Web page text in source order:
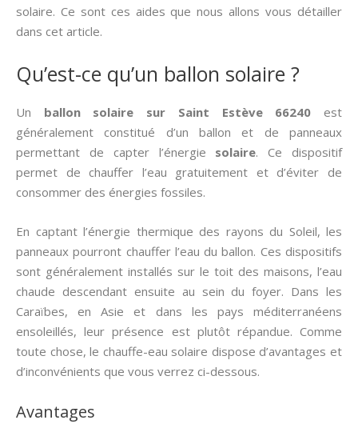
solaire. Ce sont ces aides que nous allons vous détailler
dans cet article.
Qu’est-ce qu’un ballon solaire ?
Un ballon solaire sur Saint Estève 66240 est
généralement constitué d’un ballon et de panneaux
permettant de capter l’énergie solaire. Ce dispositif
permet de chauffer l’eau gratuitement et d’éviter de
consommer des énergies fossiles.
En captant l’énergie thermique des rayons du Soleil, les
panneaux pourront chauffer l’eau du ballon. Ces dispositifs
sont généralement installés sur le toit des maisons, l’eau
chaude descendant ensuite au sein du foyer. Dans les
Caraïbes, en Asie et dans les pays méditerranéens
ensoleillés, leur présence est plutôt répandue. Comme
toute chose, le chauffe-eau solaire dispose d’avantages et
d’inconvénients que vous verrez ci-dessous.
Avantages